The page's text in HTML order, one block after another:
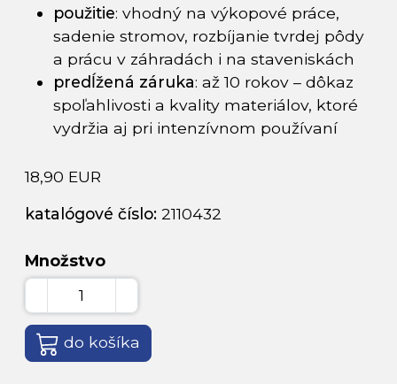
použitie: vhodný na výkopové práce,
sadenie stromov, rozbíjanie tvrdej pôdy
a prácu v záhradách i na staveniskách
predĺžená záruka: až 10 rokov – dôkaz
spoľahlivosti a kvality materiálov, ktoré
vydržia aj pri intenzívnom používaní
18,90 EUR
katalógové číslo: 2110432
Množstvo
do košíka